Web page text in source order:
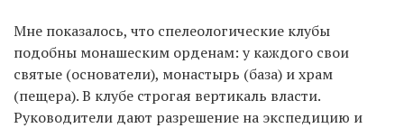
Мне показалось, что спелеологические клубы
подобны монашеским орденам: у каждого свои
святые (основатели), монастырь (база) и храм
(пещера). В клубе строгая вертикаль власти.
Руководители дают разрешение на экспедицию и